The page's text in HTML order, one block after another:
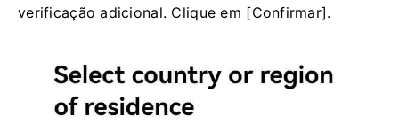
verificação adicional. Clique em [Confirmar].